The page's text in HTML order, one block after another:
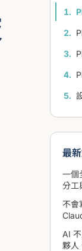
最
一個
分工
不會
AI
夥人